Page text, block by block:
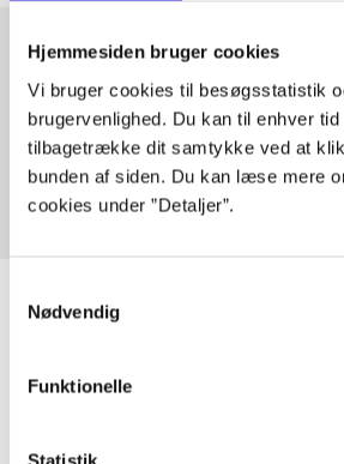
Hjemmesiden bruger cookies
Vi bruger cookies til besøgsstatistik
brugervenlighed. Du kan til enhver
tilbagetrække dit samtykke ved at
bunden af siden. Du kan læse mere
cookies under ”Detaljer”.
Nødvendig
Funktionelle
Statistik
Artikler med samme emner
Fra
Artikler